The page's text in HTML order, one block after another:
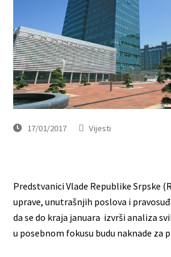
17/01/2017 Vijesti
Predstvanici Vlade Republike Srpske
uprave, unutrašnjih poslova i
da se do kraja januara izvrši analiza
u posebnom fokusu budu naknade za